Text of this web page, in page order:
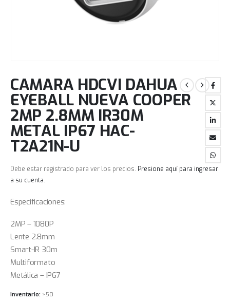
CAMARA HDCVI DAHUA
EYEBALL NUEVA COOPER
2MP 2.8MM IR30M
METAL IP67 HAC-
T2A21N-U
Debe estar registrado para ver los precios. Presione aquí para ingresar
a su cuenta.
Especificaciones:
2MP – 1080P
Lente 2.8mm
Smart-IR 30m
Multiformato
Metálica – IP67
Inventario: >50